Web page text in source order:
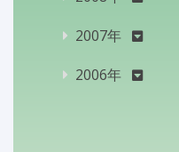
2007年
2006年